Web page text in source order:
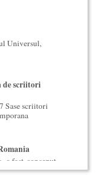
Universul,
de scriitori
Sase scriitori
a fost conceput
– anuar...